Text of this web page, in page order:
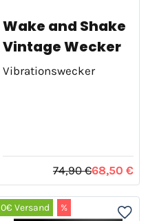
Wake and Shake
Vintage Wecker
Vibrationswecker
74,90 €68,50 €
0€ Versand %